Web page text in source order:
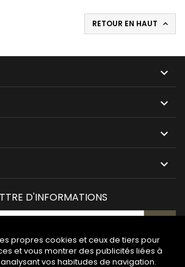
RETOUR EN HAUT 




propres cookies et ceux de tiers pour
et vous montrer des publicités liées à
vos habitudes de navigation.
D'INFORMATIONS